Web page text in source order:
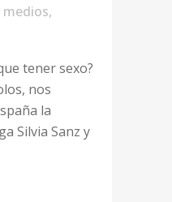
medios,
tener sexo?
nos
la
Silvia Sanz y